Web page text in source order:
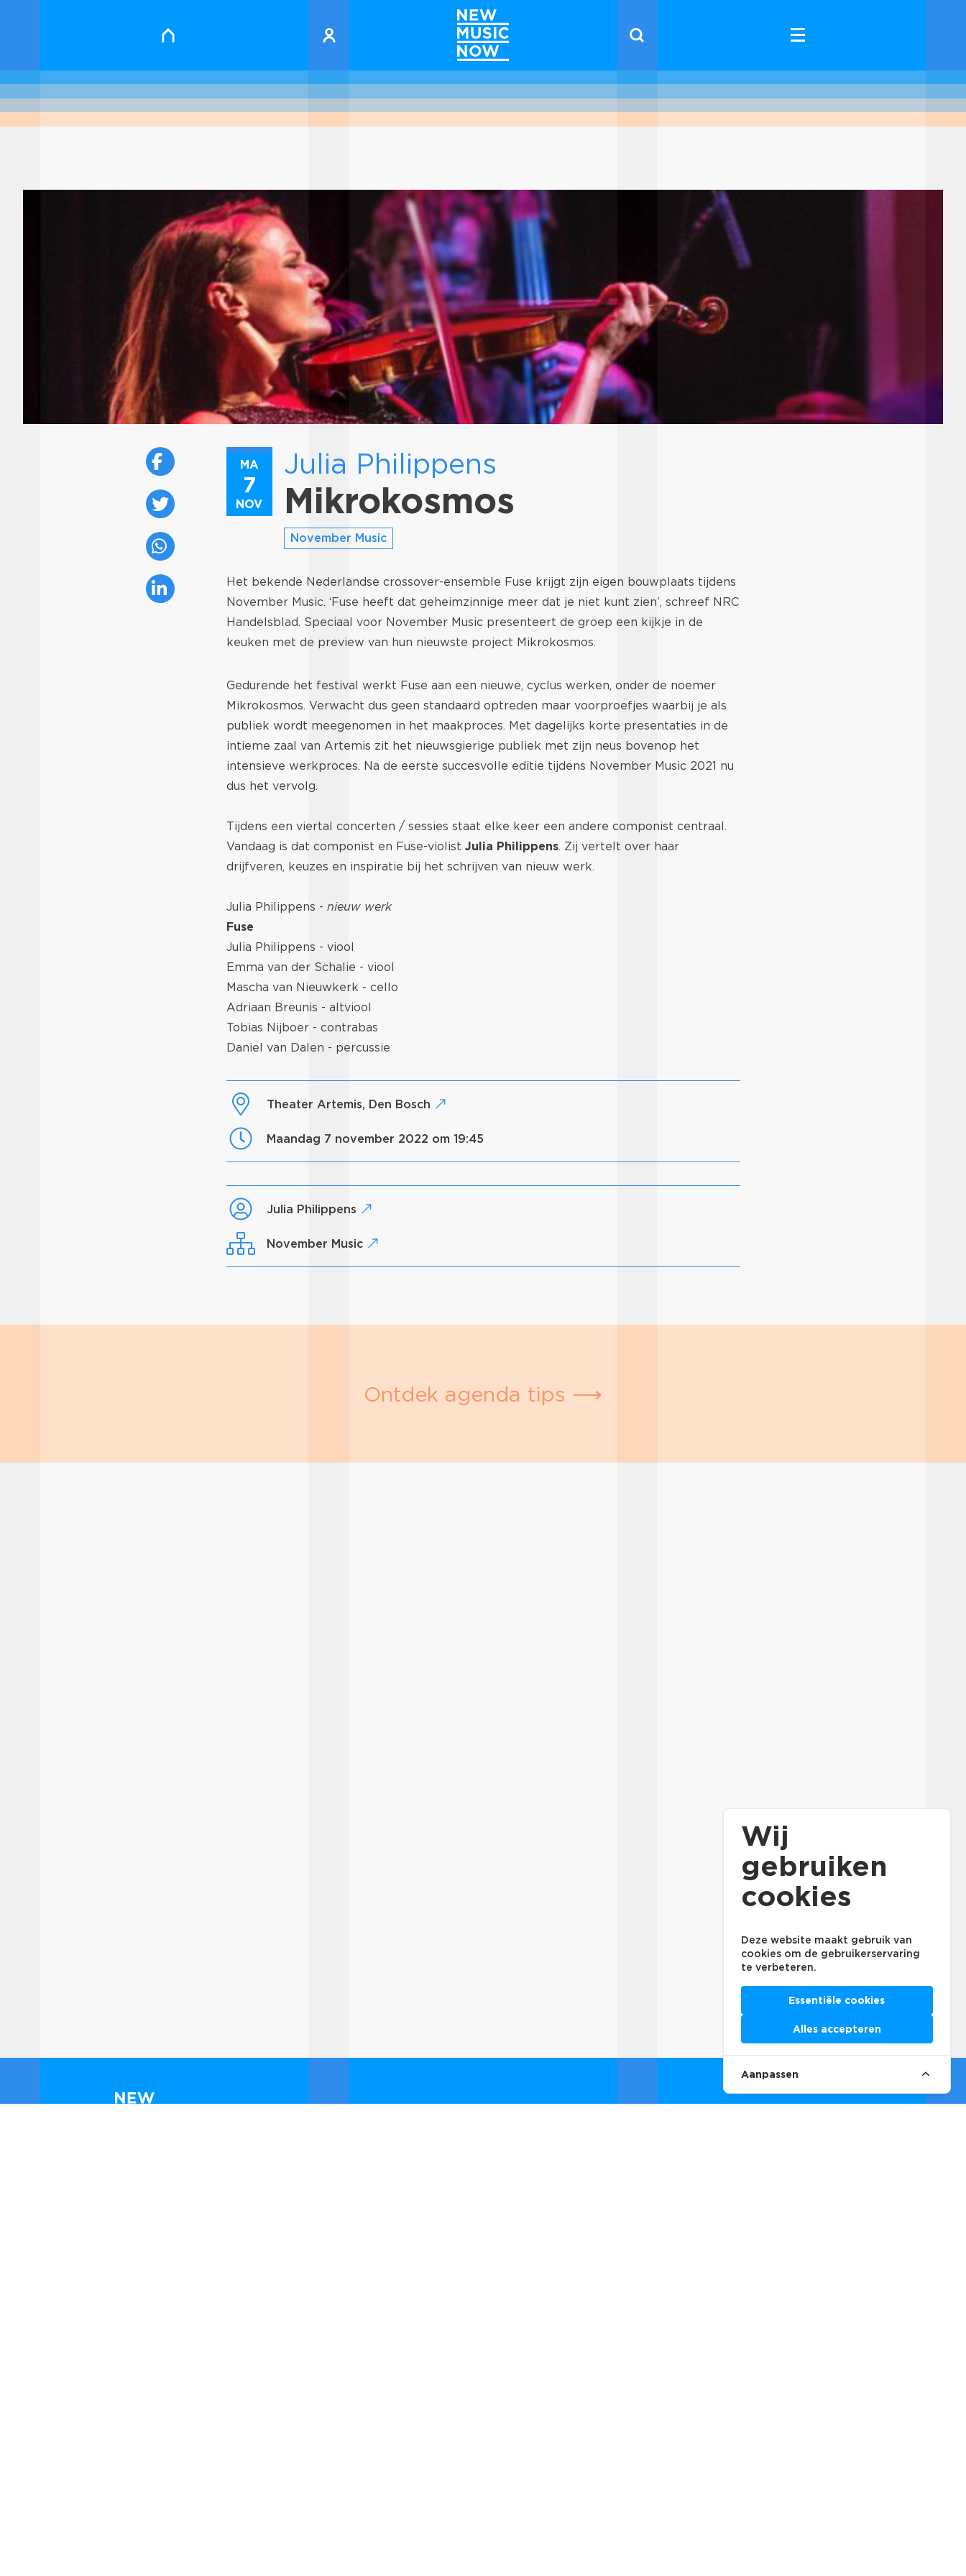
MA
7
NOV
Julia Philippens
Mikrokosmos
November Music
Het bekende Nederlandse crossover-ensemble Fuse krijgt zijn eigen bouwplaats tijdens
November Music. ‘Fuse heeft dat geheimzinnige meer dat je niet kunt zien’, schreef NRC
Handelsblad. Speciaal voor November Music presenteert de groep een kijkje in de
keuken met de preview van hun nieuwste project Mikrokosmos.
Gedurende het festival werkt Fuse aan een nieuwe, cyclus werken, onder de noemer
Mikrokosmos. Verwacht dus geen standaard optreden maar voorproefjes waarbij je als
publiek wordt meegenomen in het maakproces. Met dagelijks korte presentaties in de
intieme zaal van Artemis zit het nieuwsgierige publiek met zijn neus bovenop het
intensieve werkproces. Na de eerste succesvolle editie tijdens November Music 2021 nu
dus het vervolg.
Tijdens een viertal concerten / sessies staat elke keer een andere componist centraal.
Vandaag is dat componist en Fuse-violist Julia Philippens. Zij vertelt over haar
drijfveren, keuzes en inspiratie bij het schrijven van nieuw werk.
Julia Philippens - nieuw werk
Fuse
Julia Philippens - viool
Emma van der Schalie - viool
Mascha van Nieuwkerk - cello
Adriaan Breunis - altviool
Tobias Nijboer - contrabas
Daniel van Dalen - percussie
Theater Artemis, Den Bosch
maandag 7 november 2022 om 19:45
Julia Philippens
November Music
Ontdek agenda tips ⟶
Wij
gebruiken
cookies
Deze website maakt gebruik van
cookies om de gebruikerservaring
te verbeteren.
Essentiële cookies
Alles accepteren
Aanpassen